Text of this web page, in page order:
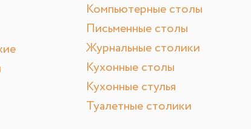
Компьютерные столы
Письменные столы
Журнальные столики
Кухонные столы
Кухонные стулья
Туалетные столики